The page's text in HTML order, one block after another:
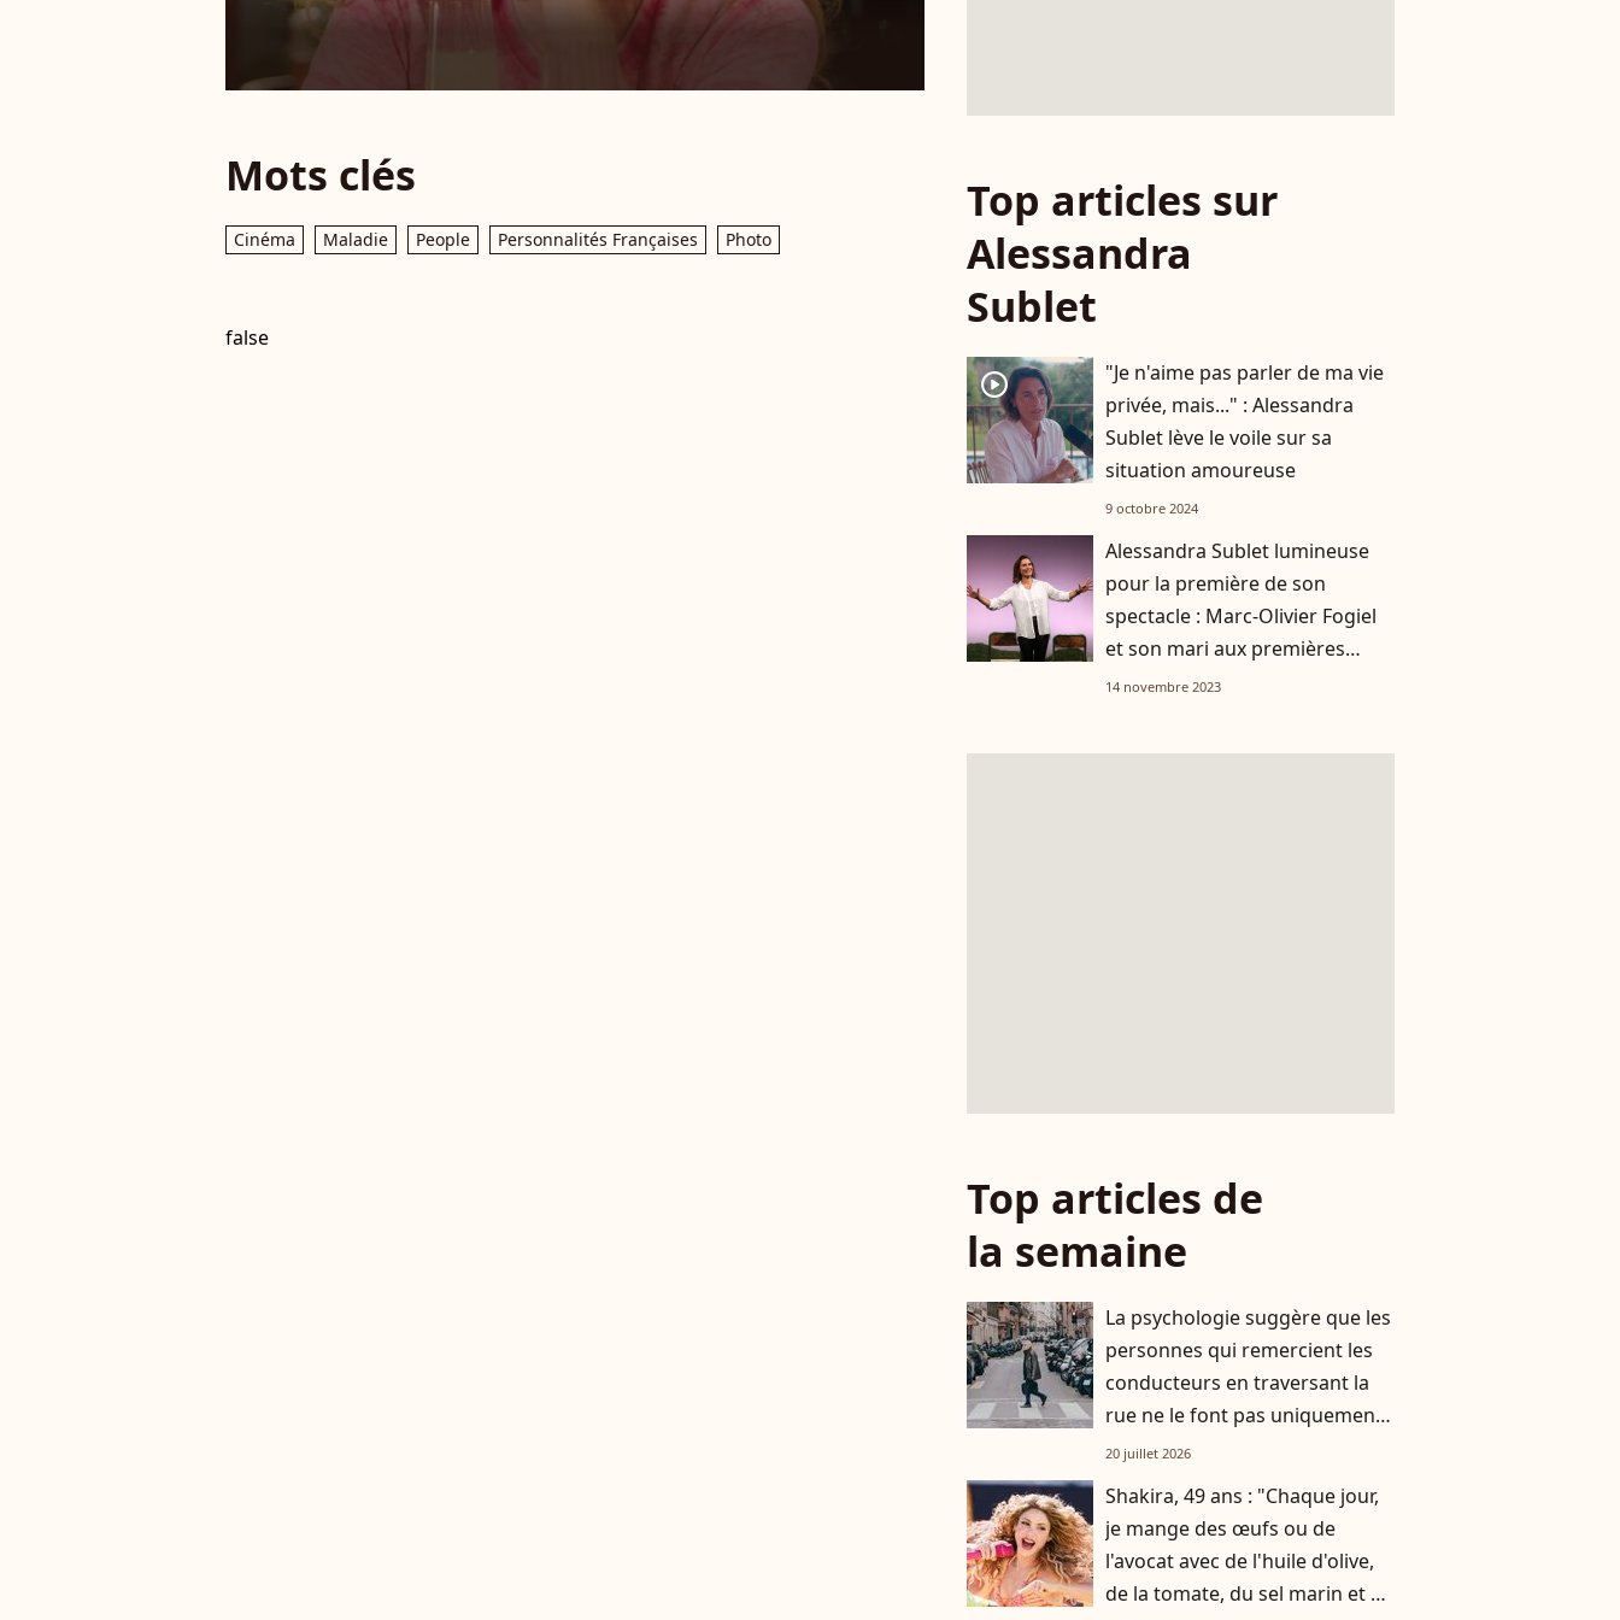
Mots clés
Cinéma Maladie People Personnalités Françaises Photo
false
Top articles sur
Alessandra
Sublet
player2
"Je n'aime pas parler de ma vie
privée, mais..." : Alessandra
Sublet lève le voile sur sa
situation amoureuse
9 octobre 2024
Alessandra Sublet lumineuse
pour la première de son
spectacle : Marc-Olivier Fogiel
et son mari aux premières
loges
14 novembre 2023
Top articles de
la semaine
La psychologie suggère que les
personnes qui remercient les
conducteurs en traversant la
rue ne le font pas uniquement
par gratitude
20 juillet 2026
Shakira, 49 ans : "Chaque jour,
je mange des œufs ou de
l'avocat avec de l'huile d'olive,
de la tomate, du sel marin et un